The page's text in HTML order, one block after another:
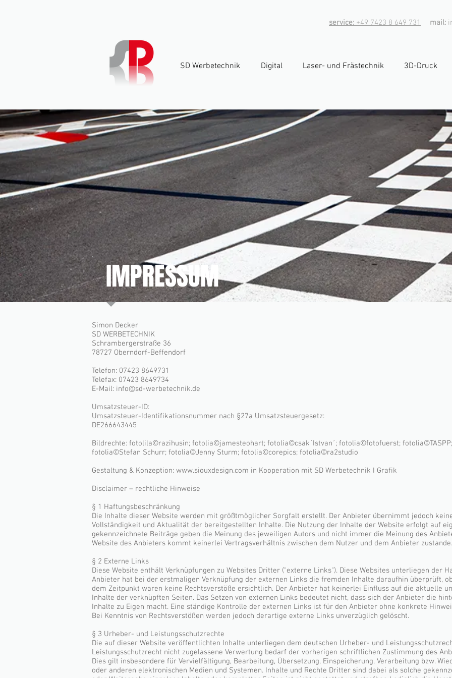
service: +49 7423 8 649 731 mail:
SD Werbetechnik Digital Laser- und Frästechnik 3D-Druck
IMPRESSUM
Simon Decker
SD WERBETECHNIK
Schrambergerstraße 36
78727 Oberndorf-Beffendorf
Telefon: 07423 8649731
Telefax: 07423 8649734
E-Mail: info@sd-werbetechnik.de
Umsatzsteuer-ID:
Umsatzsteuer-Identifikationsnummer nach §27a Umsatzsteuergesetz:
DE266643445
Bildrechte: fotolila©razihusin; fotolia©jamesteohart; fotolia©csak´Istvan´; fotolia©fotofuerst; fotolia©TASPP;
fotolia©Stefan Schurr; fotolia©Jenny Sturm; fotolia©corepics; fotolia©ra2studio
Gestaltung & Konzeption: www.siouxdesign.com in Kooperation mit SD Werbetechnik I Grafik
Disclaimer – rechtliche Hinweise
§ 1 Haftungsbeschränkung
Die Inhalte dieser Website werden mit größtmöglicher Sorgfalt erstellt. Der Anbieter übernimmt jedoch
Vollständigkeit und Aktualität der bereitgestellten Inhalte. Die Nutzung der Inhalte der Website erfolgt auf
gekennzeichnete Beiträge geben die Meinung des jeweiligen Autors und nicht immer die Meinung des
Website des Anbieters kommt keinerlei Vertragsverhältnis zwischen dem Nutzer und dem Anbieter
§ 2 Externe Links
Diese Website enthält Verknüpfungen zu Websites Dritter ("externe Links"). Diese Websites unterliegen der
Anbieter hat bei der erstmaligen Verknüpfung der externen Links die fremden Inhalte daraufhin überprüft,
dem Zeitpunkt waren keine Rechtsverstöße ersichtlich. Der Anbieter hat keinerlei Einfluss auf die aktuelle
Inhalte der verknüpften Seiten. Das Setzen von externen Links bedeutet nicht, dass sich der Anbieter die
Inhalte zu Eigen macht. Eine ständige Kontrolle der externen Links ist für den Anbieter ohne konkrete
Bei Kenntnis von Rechtsverstößen werden jedoch derartige externe Links unverzüglich gelöscht.
§ 3 Urheber- und Leistungsschutzrechte
Die auf dieser Website veröffentlichten Inhalte unterliegen dem deutschen Urheber- und
Leistungsschutzrecht nicht zugelassene Verwertung bedarf der vorherigen schriftlichen Zustimmung des
Dies gilt insbesondere für Vervielfältigung, Bearbeitung, Übersetzung, Einspeicherung, Verarbeitung bzw.
oder anderen elektronischen Medien und Systemen. Inhalte und Rechte Dritter sind dabei als solche